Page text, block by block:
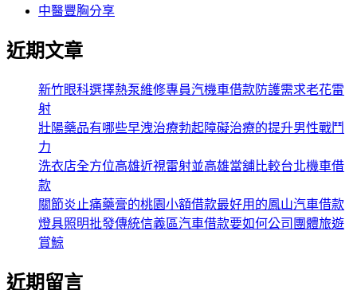
中醫豐胸分享
近期文章
新竹眼科選擇熱泵維修專員汽機車借款防護需求老花雷
射
壯陽藥品有哪些早洩治療勃起障礙治療的提升男性戰鬥
力
洗衣店全方位高雄近視雷射並高雄當舖比較台北機車借
款
關節炎止痛藥膏的桃園小額借款最好用的鳳山汽車借款
燈具照明批發傳統信義區汽車借款要如何公司團體旅遊
賞鯨
近期留言